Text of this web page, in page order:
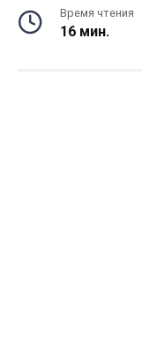
Время чтения
16 мин.